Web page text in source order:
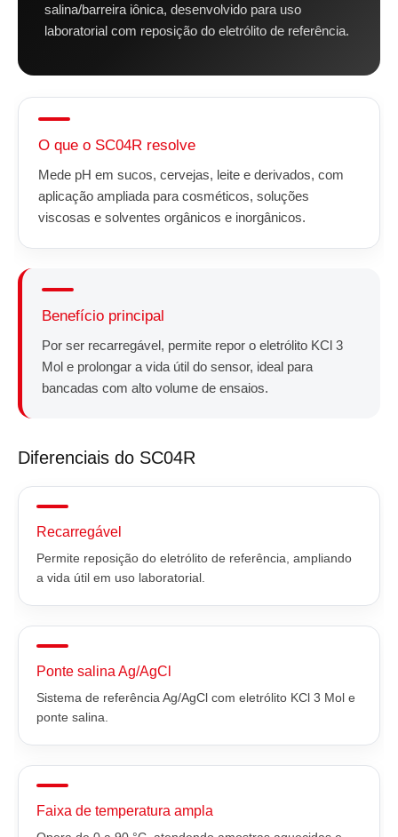
salina/barreira iônica, desenvolvido para uso
laboratorial com reposição do eletrólito de referência.
O que o SC04R resolve
Mede pH em sucos, cervejas, leite e derivados, com
aplicação ampliada para cosméticos, soluções
viscosas e solventes orgânicos e inorgânicos.
Benefício principal
Por ser recarregável, permite repor o eletrólito KCl 3
Mol e prolongar a vida útil do sensor, ideal para
bancadas com alto volume de ensaios.
Diferenciais do SC04R
Recarregável
Permite reposição do eletrólito de referência, ampliando
a vida útil em uso laboratorial.
Ponte salina Ag/AgCl
Sistema de referência Ag/AgCl com eletrólito KCl 3 Mol e
ponte salina.
Faixa de temperatura ampla